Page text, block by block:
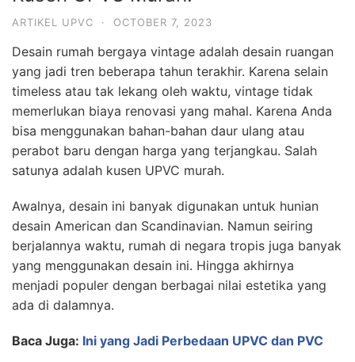
ARTIKEL UPVC · OCTOBER 7, 2023
Desain rumah bergaya vintage adalah desain ruangan
yang jadi tren beberapa tahun terakhir. Karena selain
timeless atau tak lekang oleh waktu, vintage tidak
memerlukan biaya renovasi yang mahal. Karena Anda
bisa menggunakan bahan-bahan daur ulang atau
perabot baru dengan harga yang terjangkau. Salah
satunya adalah kusen UPVC murah.
Awalnya, desain ini banyak digunakan untuk hunian
desain American dan Scandinavian. Namun seiring
berjalannya waktu, rumah di negara tropis juga banyak
yang menggunakan desain ini. Hingga akhirnya
menjadi populer dengan berbagai nilai estetika yang
ada di dalamnya.
Baca Juga: Ini yang Jadi Perbedaan UPVC dan PVC